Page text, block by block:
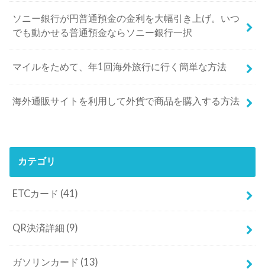
ソニー銀行が円普通預金の金利を大幅引き上げ。いつ
でも動かせる普通預金ならソニー銀行一択
マイルをためて、年1回海外旅行に行く簡単な方法
海外通販サイトを利用して外貨で商品を購入する方法
カテゴリ
ETCカード (41)
QR決済詳細 (9)
ガソリンカード (13)